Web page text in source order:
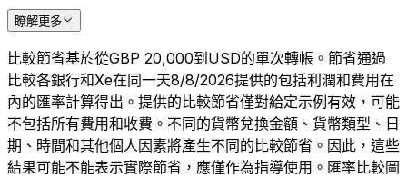
瞭解更多
比較節省基於從GBP 20,000到USD的單次轉帳。節省通過
比較各銀行和Xe在同一天8/8/2026提供的包括利潤和費用在
內的匯率計算得出。提供的比較節省僅對給定示例有效，可能
不包括所有費用和收費。不同的貨幣兌換金額、貨幣類型、日
期、時間和其他個人因素將產生不同的比較節省。因此，這些
結果可能不能表示實際節省，應僅作為指導使用。匯率比較圖